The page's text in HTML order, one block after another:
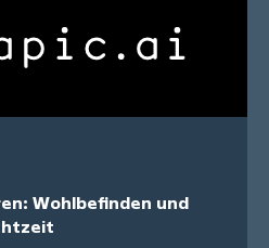
Wohlbefinden und